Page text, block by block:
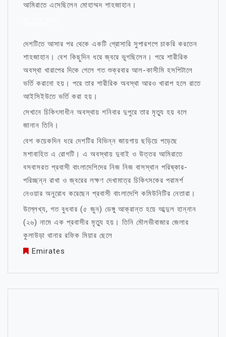
আমিরাতে এসেছিলেন মোহাম্মদ শাহজাহান।
দেশটিতে আসার পর থেকে একটি গ্রোসারি সুপারশপে চাকরি করতেন
শাহজাহান। বেশ কিছুদিন ধরে জ্বরে ভুগছিলেন। পরে শারীরিক
অবস্থা খারাপের দিকে গেলে গত শুক্রবার আল-কাসীমি হসপিটালে
ভর্তি করানো হয়। পরে তার শারীরিক অবস্থা আরও খারাপ হলে রাতে
আইসিইউতে ভর্তি করা হয়।
সেখানে চিকিৎসাধীন অবস্থায় শনিবার দুপুরে তার মৃত্যু হয় বলে
জানান তিনি।
বেশ কয়েকদিন ধরে দেশটির বিভিন্ন জায়গায় ছড়িয়ে পড়েছে
মশাবাহিত এ রোগটি। এ অবস্থায় দুবাই ও উত্তর আমিরাতে
বসবাসরত প্রবাসী বাংলাদেশিদের নিজ নিজ বাসস্থান পরিষ্কার-
পরিচ্ছন্ন রাখা ও জ্বরের লক্ষণ দেখামাত্র চিকিৎসকের পরামর্শ
নেওয়ার অনুরোধ করেছেন প্রবাসী বাংলাদেশি কমিউনিটির নেতারা।
উল্লেখ্য, গত বুধবার (৫ জুন) ডেঙ্গু আক্রান্ত হয়ে আব্দুল হান্নান
(২৬) নামে এক প্রবাসীর মৃত্যু হয়। তিনি মৌলভীবাজার জেলার
কুলাউড়া থানার রফিক মিয়ার ছেলে
Emirates